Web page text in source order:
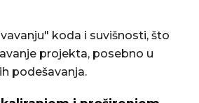
koda i suvišnosti, što
projekta, posebno u
podešavanja.